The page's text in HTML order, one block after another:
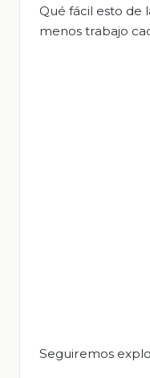
Qué fácil esto de
menos trabajo
Seguiremos